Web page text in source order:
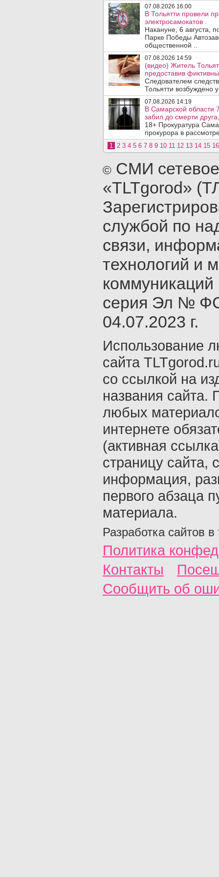
07.08.2026 16:00
В Тольятти провели
электросамокатов .
Накануне, 6 августа,
Парке Победы
общественной ..
07.08.2026 14:59
(видео) Житель
предоставив
Следователем
Тольятти возбуждено
07.08.2026 14:19
В Самарской области
забил до смерти
18+ Прокуратура
прокурора в
1 2 3 4 5 6 7 8 9 10 11 12 13 14 15 16
© СМИ
«TLTgorod»
службой по
связи,
технологий и
серия Эл №
04.07.2023 г.
Использование
сайта
со ссылкой на
названия сайта.
любых
интернете
(активная
страницу сайта,
информация,
первого абзаца
материала.
Разработка сайтов в
Политика
Контакты
Сообщить об